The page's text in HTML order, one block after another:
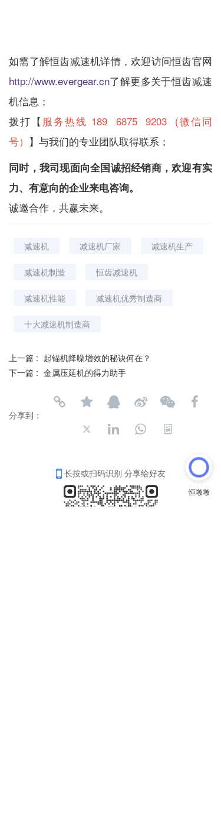
如需了解恒齿减速机详情，欢迎访问恒齿官网
http://www.evergear.cn了解更多关于恒齿减速
机信息；
拨打【 服务热线 189 6875 9203 (微信同
号） 】与我们的专业团队取得联系；
同时，我司现面向全国诚招经销商，欢迎有实
力、有意向的企业来电咨询。
诚邀合作，共赢未来。
减速机 减速机厂家 减速机生产
减速机制造 恒齿减速机
减速机性能 减速机优秀制造商
十大减速机制造商
上一篇 : 起锚机降噪增效的秘诀何在？
下一篇 : 金属压延机的得力助手
分享到：
长按或扫码识别 分享给好友